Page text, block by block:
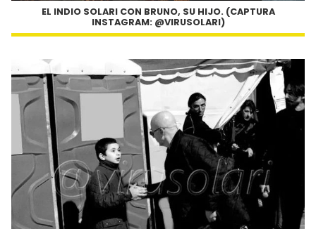
EL INDIO SOLARI CON BRUNO, SU HIJO. (CAPTURA
INSTAGRAM: @VIRUSOLARI)